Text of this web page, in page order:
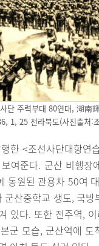
단 주력부대 80연대, 湖南
1, 25 전라북도(사진출처:
한 <조선사단대항연
여준다. 군산 비행장
동원된 관용차 50여
산중학교 생도, 국방
있다. 또한 전주역,
군 모습, 군산역에 도